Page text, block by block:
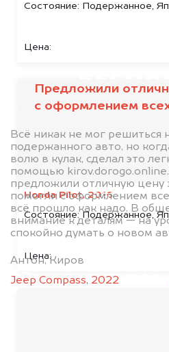
Состояние: Подержанное,
Цена:
Honda Pilot, 2016
Состояние: Подержанное,
Цена:
Предложили
с оформлением
Всё никак не мог решиться
подержанного авто, но
волю в кулак, сделал это
помощью
предложили отличную цену
помогли с оформлением
всё прошло как надо. В
внимание к деталям — на
спокойно думать о новом
Антон, Киров
Jeep Compass, 2022
Узнайте
Мы купим ваше
дороже, чем